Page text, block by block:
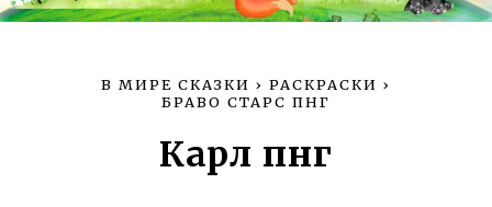
В МИРЕ СКАЗКИ › РАСКРАСКИ ›
БРАВО СТАРС ПНГ
Карл пнг